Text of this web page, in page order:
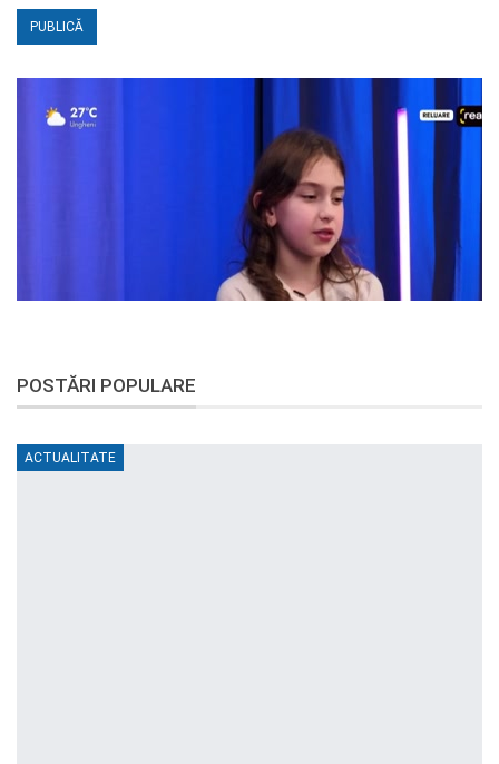
POSTĂRI POPULARE
ACTUALITATE